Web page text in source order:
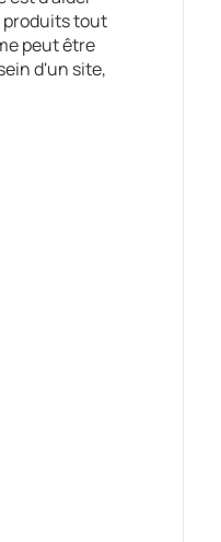
produits tout
peut être
d'un site,